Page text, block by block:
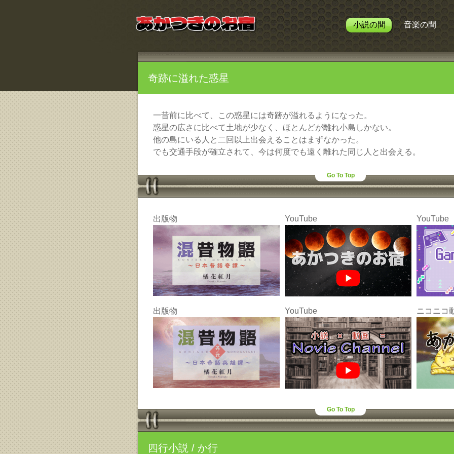
小説の間 音楽の間
奇跡に溢れた惑星
一昔前に比べて、この惑星には奇跡が溢れるようになった。
惑星の広さに比べて土地が少なく、ほとんどが離れ小島しかない。
他の島にいる人と二回以上出会えることはまずなかった。
でも交通手段が確立されて、今は何度でも遠く離れた同じ人と出会える。
Go To Top
出版物
出版物
YouTube
YouTube
YouTube
ニコニコ
Go To Top
四行小説 / か行